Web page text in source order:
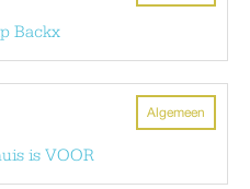
Backx
Algemeen
is VOOR